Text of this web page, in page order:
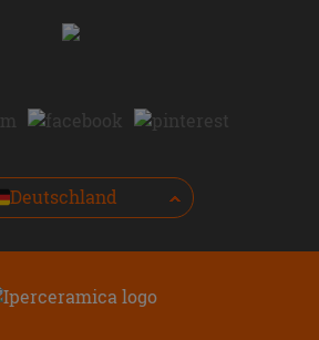
Deutschland